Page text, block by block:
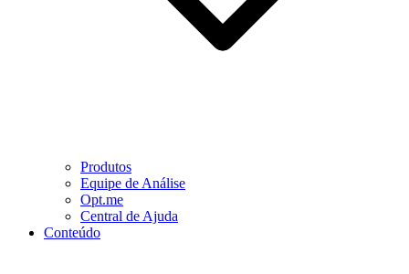
Produtos
Equipe de Análise
Opt.me
Central de Ajuda
Conteúdo